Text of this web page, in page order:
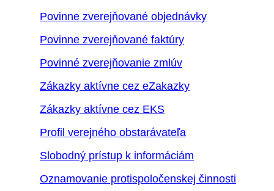
Povinne zverejňované objednávky
Povinne zverejňované faktúry
Povinné zverejňovanie zmlúv
Zákazky aktívne cez eZakazky
Zákazky aktívne cez EKS
Profil verejného obstarávateľa
Slobodný prístup k informáciám
Oznamovanie protispoločenskej činnosti